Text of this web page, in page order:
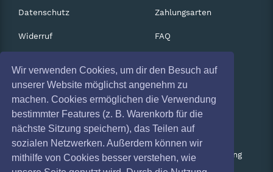
Wir verwenden Cookies, um dir den Besuch auf
unserer Website möglichst angenehm zu
machen. Cookies ermöglichen die Verwendung
bestimmter Features (z. B. Warenkorb für die
nächste Sitzung speichern), das Teilen auf
sozialen Netzwerken. Außerdem können wir
mithilfe von Cookies besser verstehen, wie
Datenschutz
Widerruf
Absagen
Zahlungsarten
FAQ
Services
Gutscheine
Geschäftskunden
Kartenrückgabe
Besucherregistrierung